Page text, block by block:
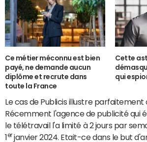
Ce métier méconnu est bien
payé, ne demande aucun
diplôme et recrute dans
toute la France
Cette
qui
Le cas de Publicis illustre parfaitement
Récemment l'agence de publicité qui
le télétravail l'a limité à 2 jours par
1 er janvier 2024. Etait-ce dans le but